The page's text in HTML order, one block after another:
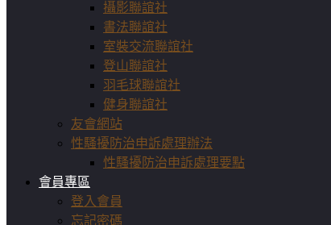
攝影聯誼社
書法聯誼社
室裝交流聯誼社
登山聯誼社
羽毛球聯誼社
健身聯誼社
友會網站
性騷擾防治申訴處理辦法
性騷擾防治申訴處理要點
會員專區
登入會員
忘記密碼